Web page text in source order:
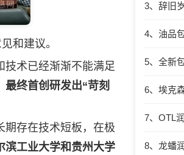
和建议。
术已经渐渐不能满足
最终首创研发出“苛刻
存在技术短板，在极
滨工业大学和贵州大学
3、辞旧
5、全新